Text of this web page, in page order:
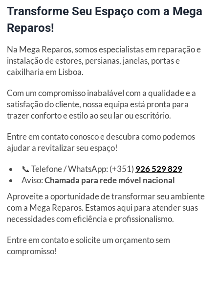
Transforme Seu Espaço com a Mega
Reparos!
Na Mega Reparos, somos especialistas em reparação e
instalação de estores, persianas, janelas, portas e
caixilharia em Lisboa.
Com um compromisso inabalável com a qualidade e a
satisfação do cliente, nossa equipa está pronta para
trazer conforto e estilo ao seu lar ou escritório.
Entre em contato conosco e descubra como podemos
ajudar a revitalizar seu espaço!
📞 Telefone / WhatsApp: (+351) 926 529 829
Aviso:Chamada para rede móvel nacional
Aproveite a oportunidade de transformar seu ambiente
com a Mega Reparos. Estamos aqui para atender suas
necessidades com eficiência e profissionalismo.
Entre em contato e solicite um orçamento sem
compromisso!